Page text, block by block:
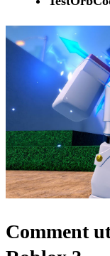
Comment